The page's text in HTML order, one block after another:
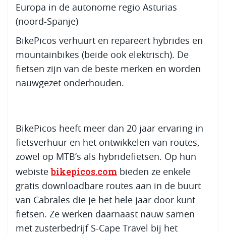
Europa in de autonome regio Asturias
(noord-Spanje)
BikePicos verhuurt en repareert hybrides en
mountainbikes (beide ook elektrisch). De
fietsen zijn van de beste merken en worden
nauwgezet onderhouden.
BikePicos heeft meer dan 20 jaar ervaring in
fietsverhuur en het ontwikkelen van routes,
zowel op MTB’s als hybridefietsen. Op hun
webiste bikepicos.com bieden ze enkele
gratis downloadbare routes aan in de buurt
van Cabrales die je het hele jaar door kunt
fietsen. Ze werken daarnaast nauw samen
met zusterbedrijf S-Cape Travel bij het